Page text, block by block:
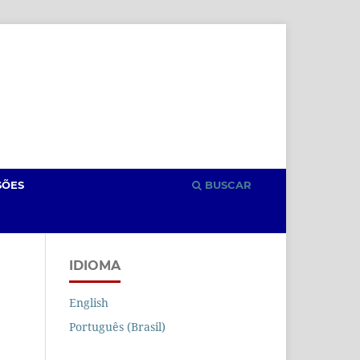
BUSCAR
IDIOMA
English
Português (Brasil)